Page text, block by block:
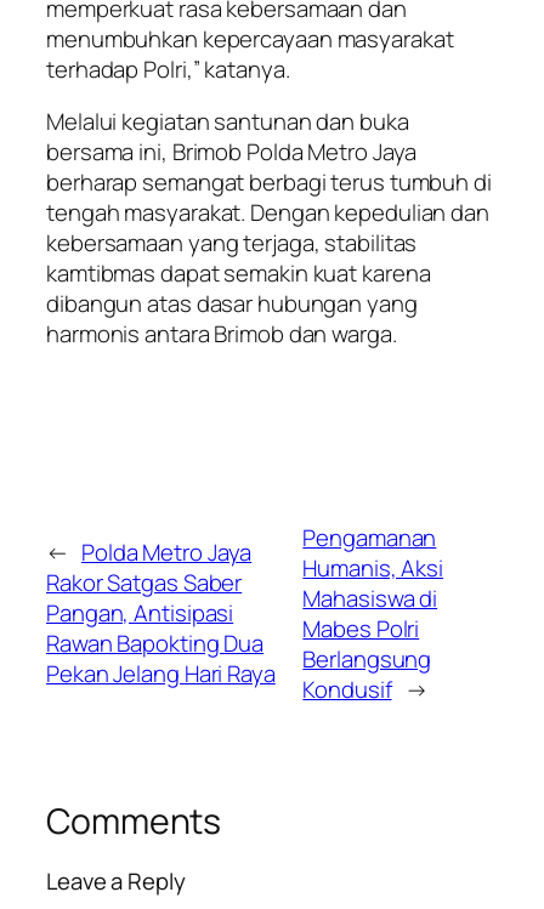
memperkuat rasa kebersamaan dan
menumbuhkan kepercayaan masyarakat
terhadap Polri,” katanya.
Melalui kegiatan santunan dan buka
bersama ini, Brimob Polda Metro Jaya
berharap semangat berbagi terus tumbuh di
tengah masyarakat. Dengan kepedulian dan
kebersamaan yang terjaga, stabilitas
kamtibmas dapat semakin kuat karena
dibangun atas dasar hubungan yang
harmonis antara Brimob dan warga.
← Polda Metro Jaya
Rakor Satgas Saber
Pangan, Antisipasi
Rawan Bapokting Dua
Pekan Jelang Hari Raya
Pengamanan
Humanis, Aksi
Mahasiswa di
Mabes Polri
Berlangsung
Kondusif →
Comments
Leave a Reply